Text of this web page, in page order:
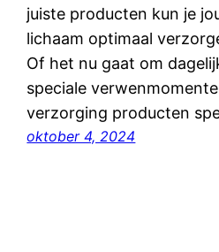
juiste producten kun je
lichaam optimaal
Of het nu gaat om
speciale
verzorging producten
oktober 4, 2024